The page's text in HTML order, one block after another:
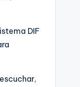
DIF